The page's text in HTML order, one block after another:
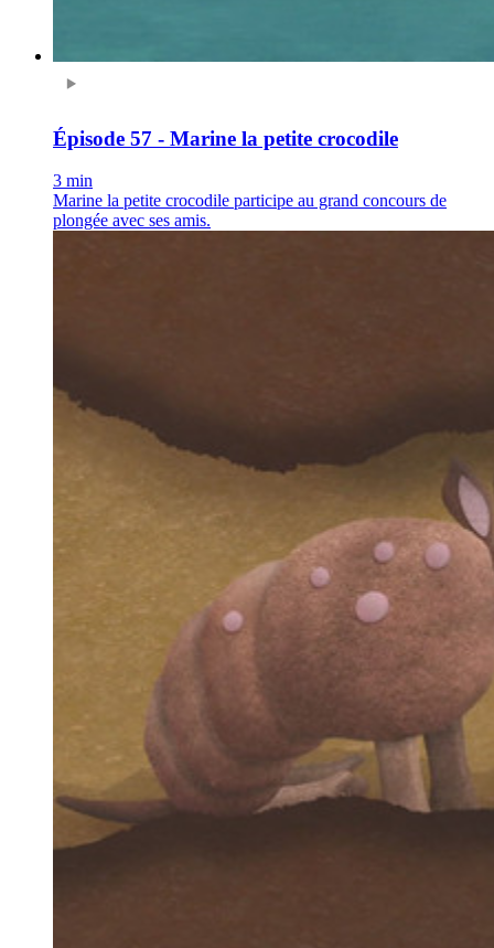
Épisode 57 - Marine la petite crocodile
3 min
Marine la petite crocodile participe au grand concours de
plongée avec ses amis.